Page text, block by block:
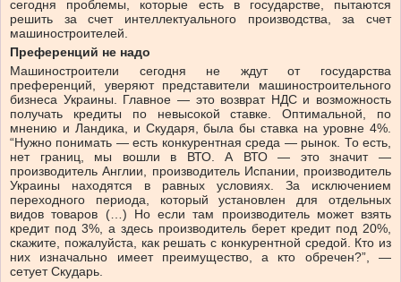
сегодня проблемы, которые есть в государстве, пытаются
решить за счет интеллектуального производства, за счет
машиностроителей.
Преференций не надо
Машиностроители сегодня не ждут от государства
преференций, уверяют представители машиностроительного
бизнеса Украины. Главное — это возврат НДС и возможность
получать кредиты по невысокой ставке. Оптимальной, по
мнению и Ландика, и Скударя, была бы ставка на уровне 4%.
“Нужно понимать — есть конкурентная среда — рынок. То есть,
нет границ, мы вошли в ВТО. А ВТО — это значит —
производитель Англии, производитель Испании, производитель
Украины находятся в равных условиях. За исключением
переходного периода, который установлен для отдельных
видов товаров (…) Но если там производитель может взять
кредит под 3%, а здесь производитель берет кредит под 20%,
скажите, пожалуйста, как решать с конкурентной средой. Кто из
них изначально имеет преимущество, а кто обречен?”, —
сетует Скударь.